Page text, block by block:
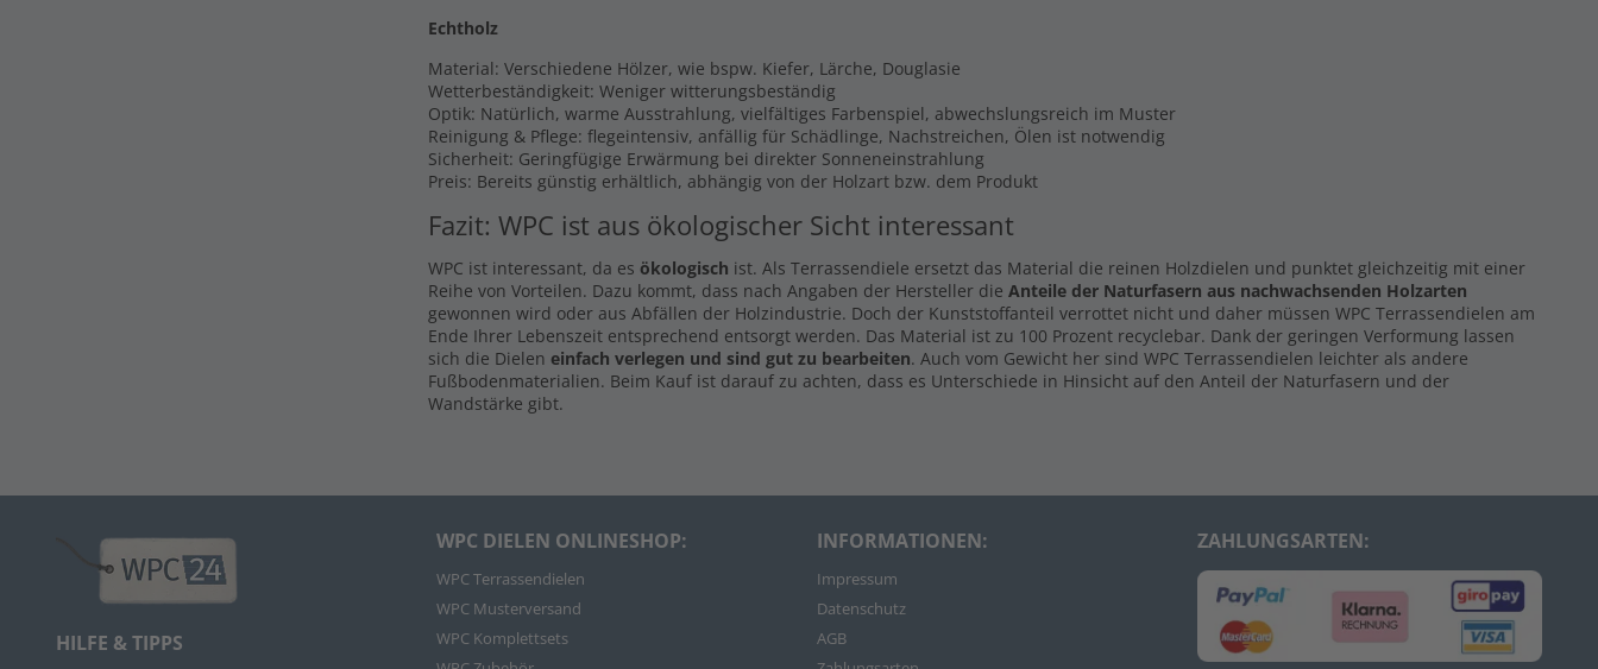
Echtholz
Material: Verschiedene Hölzer, wie bspw. Kiefer, Lärche, Douglasie
Wetterbeständigkeit: Weniger witterungsbeständig
Optik: Natürlich, warme Ausstrahlung, vielfältiges Farbenspiel, abwechslungsreich im Muster
Reinigung & Pflege: flegeintensiv, anfällig für Schädlinge, Nachstreichen, Ölen ist notwendig
Sicherheit: Geringfügige Erwärmung bei direkter Sonneneinstrahlung
Preis: Bereits günstig erhältlich, abhängig von der Holzart bzw. dem Produkt
Fazit: WPC ist aus ökologischer Sicht interessant
WPC ist interessant, da es ökologisch ist. Als Terrassendiele ersetzt das Material die reinen Holzdielen und punktet gleichzeitig mit einer
Reihe von Vorteilen. Dazu kommt, dass nach Angaben der Hersteller die Anteile der Naturfasern aus nachwachsenden Holzarten
gewonnen wird oder aus Abfällen der Holzindustrie. Doch der Kunststoffanteil verrottet nicht und daher müssen WPC Terrassendielen am
Ende Ihrer Lebenszeit entsprechend entsorgt werden. Das Material ist zu 100 Prozent recyclebar. Dank der geringen Verformung lassen
sich die Dielen einfach verlegen und sind gut zu bearbeiten. Auch vom Gewicht her sind WPC Terrassendielen leichter als andere
Fußbodenmaterialien. Beim Kauf ist darauf zu achten, dass es Unterschiede in Hinsicht auf den Anteil der Naturfasern und der
Wandstärke gibt.
HILFE & TIPPS
WPC DIELEN ONLINESHOP:
WPC Terrassendielen
WPC Musterversand
WPC Komplettsets
INFORMATIONEN:
Impressum
Datenschutz
AGB
ZAHLUNGSARTEN: